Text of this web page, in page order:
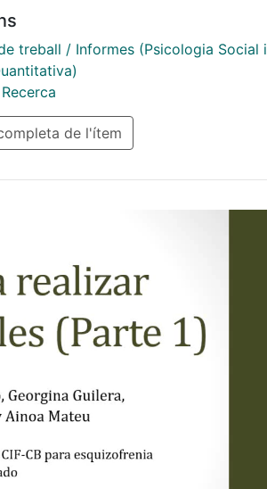
treball / Informes (Psicologia Social i
de l'ítem